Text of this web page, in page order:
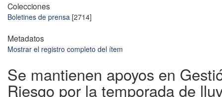
Colecciones
Boletines de prensa [2714]
Metadatos
Mostrar el registro completo del ítem
Se mantienen apoyos en
Riesgo por la temporada de